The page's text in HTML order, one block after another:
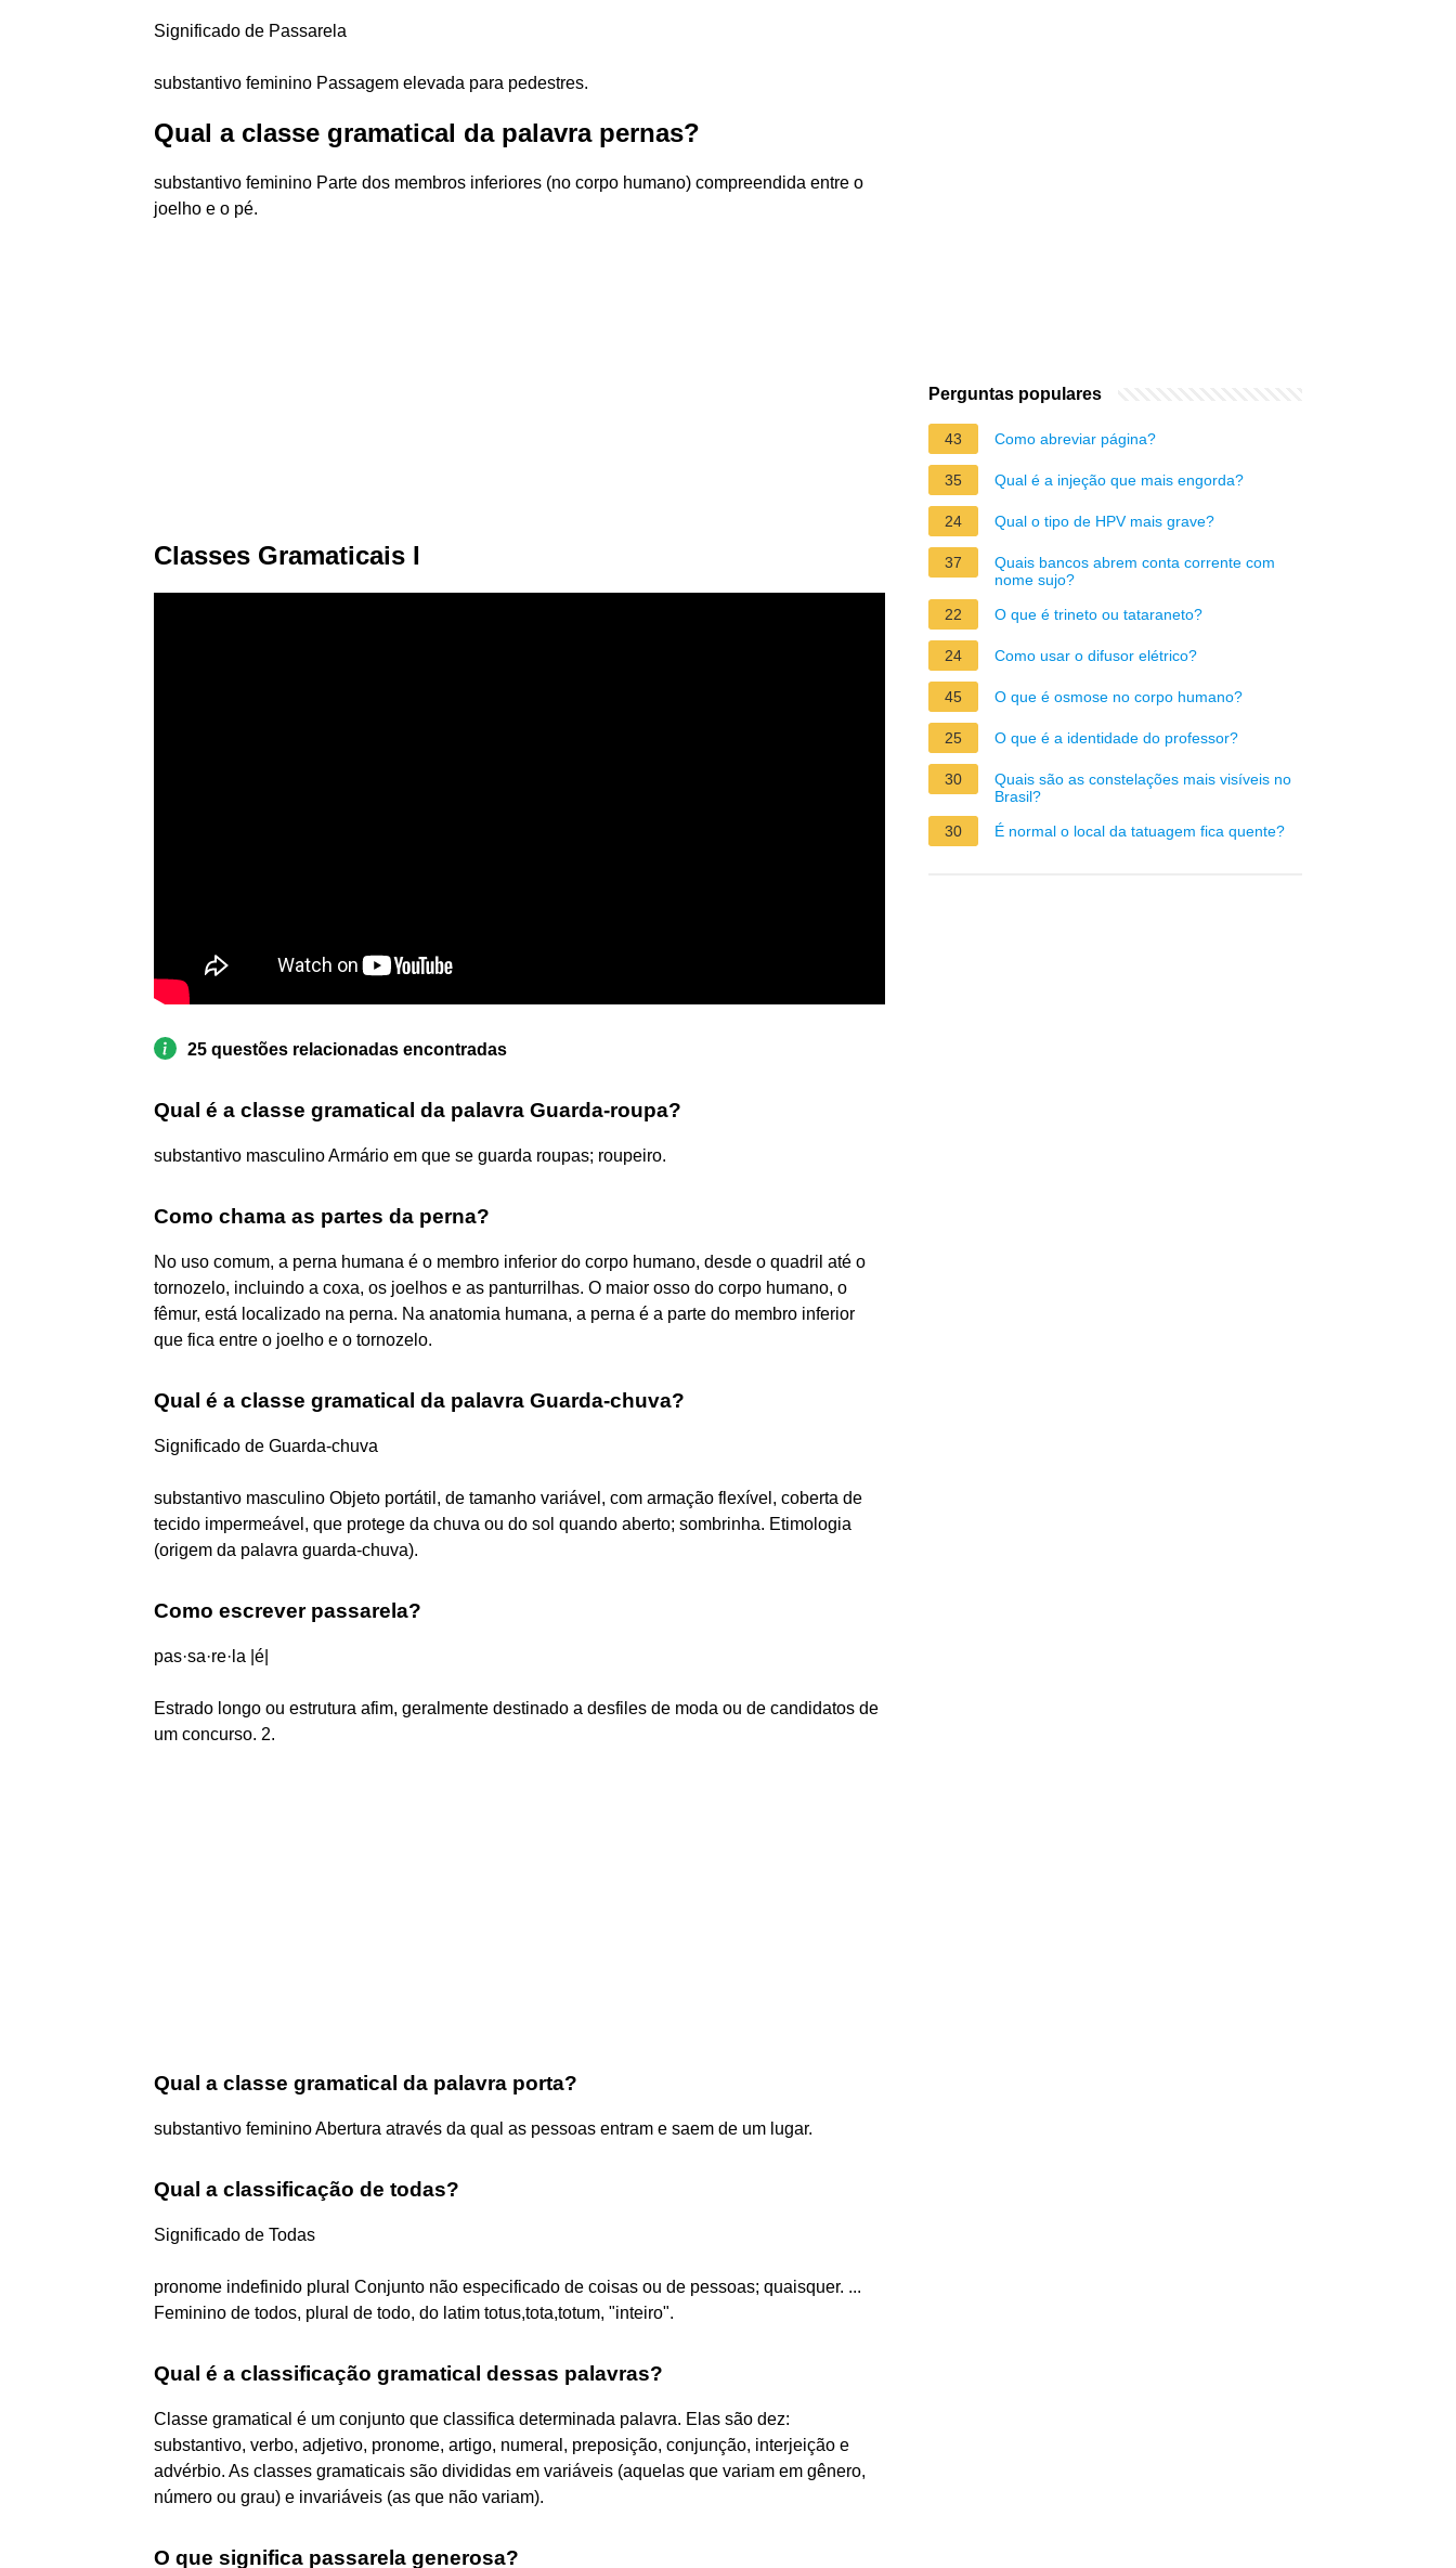
Significado de Passarela
substantivo feminino Passagem elevada para pedestres.
Qual a classe gramatical da palavra pernas?
substantivo feminino Parte dos membros inferiores (no corpo humano) compreendida entre o
joelho e o pé.
Classes Gramaticais I
25 questões relacionadas encontradas
Qual é a classe gramatical da palavra Guarda-roupa?
substantivo masculino Armário em que se guarda roupas; roupeiro.
Como chama as partes da perna?
No uso comum, a perna humana é o membro inferior do corpo humano, desde o quadril até o
tornozelo, incluindo a coxa, os joelhos e as panturrilhas. O maior osso do corpo humano, o
fêmur, está localizado na perna. Na anatomia humana, a perna é a parte do membro inferior
que fica entre o joelho e o tornozelo.
Qual é a classe gramatical da palavra Guarda-chuva?
Significado de Guarda-chuva
substantivo masculino Objeto portátil, de tamanho variável, com armação flexível, coberta de
tecido impermeável, que protege da chuva ou do sol quando aberto; sombrinha. Etimologia
(origem da palavra guarda-chuva).
Como escrever passarela?
pas·sa·re·la |é|
Estrado longo ou estrutura afim, geralmente destinado a desfiles de moda ou de candidatos de
um concurso. 2.
Qual a classe gramatical da palavra porta?
substantivo feminino Abertura através da qual as pessoas entram e saem de um lugar.
Qual a classificação de todas?
Significado de Todas
pronome indefinido plural Conjunto não especificado de coisas ou de pessoas; quaisquer. ...
Feminino de todos, plural de todo, do latim totus,tota,totum, "inteiro".
Qual é a classificação gramatical dessas palavras?
Classe gramatical é um conjunto que classifica determinada palavra. Elas são dez:
substantivo, verbo, adjetivo, pronome, artigo, numeral, preposição, conjunção, interjeição e
advérbio. As classes gramaticais são divididas em variáveis (aquelas que variam em gênero,
número ou grau) e invariáveis (as que não variam).
O que significa passarela generosa?
Perguntas populares
43 Como abreviar página?
35 Qual é a injeção que mais engorda?
24 Qual o tipo de HPV mais grave?
37
Quais bancos abrem conta corrente com
nome sujo?
22
O que é trineto ou tataraneto?
24 Como usar o difusor elétrico?
45 O que é osmose no corpo humano?
25 O que é a identidade do professor?
30
Quais são as constelações mais visíveis no
Brasil?
30
É normal o local da tatuagem fica quente?